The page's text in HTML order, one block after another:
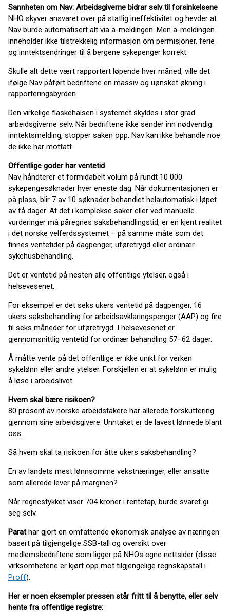
Sannheten om Nav: Arbeidsgiverne bidrar selv til forsinkelsene
NHO skyver ansvaret over på statlig ineffektivitet og hevder at
Nav burde automatisert alt via a-meldingen. Men a-meldingen
inneholder ikke tilstrekkelig informasjon om permisjoner, ferie
og inntektsendringer til å bergene sykepenger korrekt.
Skulle alt dette vært rapportert løpende hver måned, ville det
ifølge Nav påført bedriftene en massiv og uønsket økning i
rapporteringsbyrden.
Den virkelige flaskehalsen i systemet skyldes i stor grad
arbeidsgiverne selv. Når bedriftene ikke sender inn nødvendig
inntektsmelding, stopper saken opp. Nav kan ikke behandle noe
de ikke har mottatt.
Offentlige goder har ventetid
Nav håndterer et formidabelt volum på rundt 10 000
sykepengesøknader hver eneste dag. Når dokumentasjonen er
på plass, blir 7 av 10 søknader behandlet helautomatisk i løpet
av få dager. At det i komplekse saker eller ved manuelle
vurderinger må påregnes saksbehandlingstid, er en kjent realitet
i det norske velferdssystemet – på samme måte som det
finnes ventetider på dagpenger, uføretrygd eller ordinær
sykehusbehandling.
Det er ventetid på nesten alle offentlige ytelser, også i
helsevesenet.
For eksempel er det seks ukers ventetid på dagpenger, 16
ukers saksbehandling for arbeidsavklaringspenger (AAP) og fire
til seks måneder for uføretrygd. I helsevesenet er
gjennomsnittlig ventetid for ordinær behandling 57–62 dager.
Å måtte vente på det offentlige er ikke unikt for verken
sykelønn eller andre ytelser. Forskjellen er at sykelønn er mulig
å løse i arbeidslivet.
Hvem skal bære risikoen?
80 prosent av norske arbeidstakere har allerede forskuttering
gjennom sine arbeidsgivere. Unntaket er de lavest lønnede blant
oss.
Så hvem skal ta risikoen for åtte ukers saksbehandling?
En av landets mest lønnsomme vekstnæringer, eller ansatte
som allerede lever på marginen?
Når regnestykket viser 704 kroner i rentetap, burde svaret gi
seg selv.
Parat har gjort en omfattende økonomisk analyse av næringen
basert på tilgjengelige SSB-tall og oversikt over
medlemsbedriftene som ligger på NHOs egne nettsider (disse
virksomhetene er kjørt opp mot tilgjengelige regnskapstall i
Proff).
Her er noen eksempler pressen står fritt til å benytte, eller selv
hente fra offentlige registre: